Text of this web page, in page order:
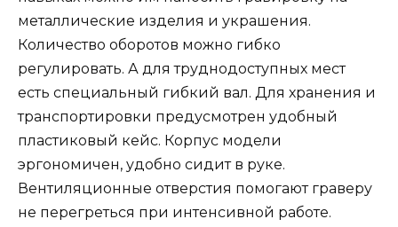
металлические изделия и украшения.
Количество оборотов можно гибко
регулировать. А для труднодоступных мест
есть специальный гибкий вал. Для хранения и
транспортировки предусмотрен удобный
пластиковый кейс. Корпус модели
эргономичен, удобно сидит в руке.
Вентиляционные отверстия помогают граверу
не перегреться при интенсивной работе.